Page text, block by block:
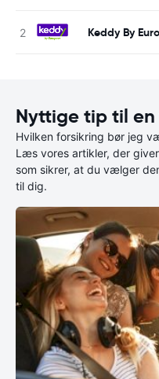
Keddy By
Nyttige tip til
Hvilken forsikring bør jeg
Læs vores artikler, der
som sikrer, at du vælger
til dig.